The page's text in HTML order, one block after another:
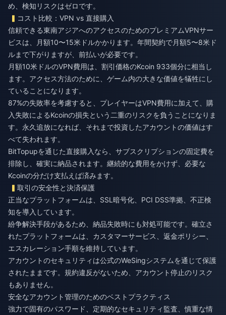
め、検知リスクはゼロです。
コスト比較：VPN vs 直接購入
信頼できる東南アジアへのアクセスのためのプレミアムVPNサー
ビスは、月額10〜15米ドルかかります。年間契約で月額5〜8米ド
ルまで下がりますが、前払いが必要です。
月額10米ドルのVPN費用は、割引価格のKcoin 933個分に相当し
ます。アクセス方法のために、ゲーム内の大きな価値を犠牲にし
ていることになります。
87%の失敗率を考慮すると、プレイヤーはVPN費用に加えて、購
入失敗によるKcoinの損失という二重のリスクを負うことになりま
す。永久追放になれば、それまで投資したアカウントの価値はす
べて失われます。
BitTopupを通じた直接購入なら、サブスクリプションの固定費を
排除し、確実に納品されます。継続的な費用をかけず、必要な
Kcoinの分だけ支払えば済みます。
取引の安全性と決済保護
正当なプラットフォームは、SSL暗号化、PCI DSS準拠、不正検
知を導入しています。
紛争解決手段があるため、納品失敗時にも対処可能です。確立さ
れたプラットフォームは、カスタマーサービス、返金ポリシー、
エスカレーション手順を維持しています。
アカウントのセキュリティは公式のWeSingシステムを通じて保護
されたままです。規約違反がないため、アカウント停止のリスク
もありません。
安全なアカウント管理のためのベストプラクティス
強力で固有のパスワード、定期的なセキュリティ監査、慎重な情